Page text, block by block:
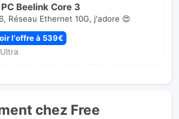
Beelink Core 3
Réseau Ethernet 10G, j'adore 😍
l'offre à 539€
chez Free